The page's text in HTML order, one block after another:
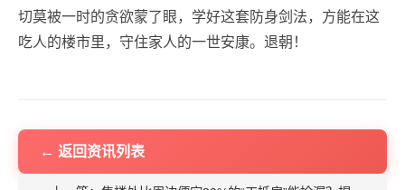
切莫被一时的贪欲蒙了眼，学好这套防身剑法，方能在这
吃人的楼市里，守住家人的一世安康。退朝！
← 返回资讯列表